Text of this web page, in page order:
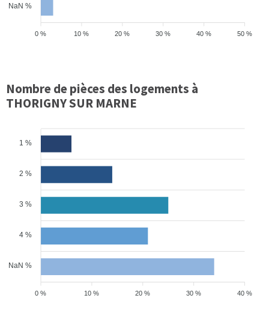
NaN %
50 %
40 %
30 %
20 %
10 %
0 %
Nombre de pièces des logements à
THORIGNY SUR MARNE
1 %
2 %
3 %
4 %
NaN %
40 %
30 %
20 %
10 %
0 %